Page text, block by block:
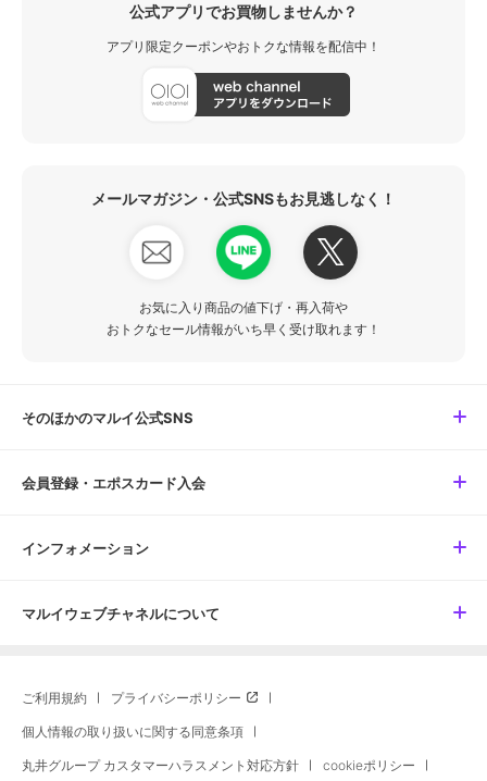
公式アプリでお買物しませんか？
アプリ限定クーポンやおトクな情報を配信中！
メールマガジン・公式SNSもお見逃しなく！
お気に入り商品の値下げ・再入荷や
おトクなセール情報がいち早く受け取れます！
そのほかのマルイ公式SNS
会員登録・エポスカード入会
インフォメーション
マルイウェブチャネルについて
ご利用規約 プライバシーポリシー
個人情報の取り扱いに関する同意条項
丸井グループ カスタマーハラスメント対応方針 cookieポリシー